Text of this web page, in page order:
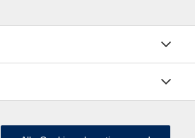
Ergebnisse filtern